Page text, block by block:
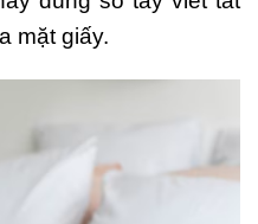
mặt giấy.